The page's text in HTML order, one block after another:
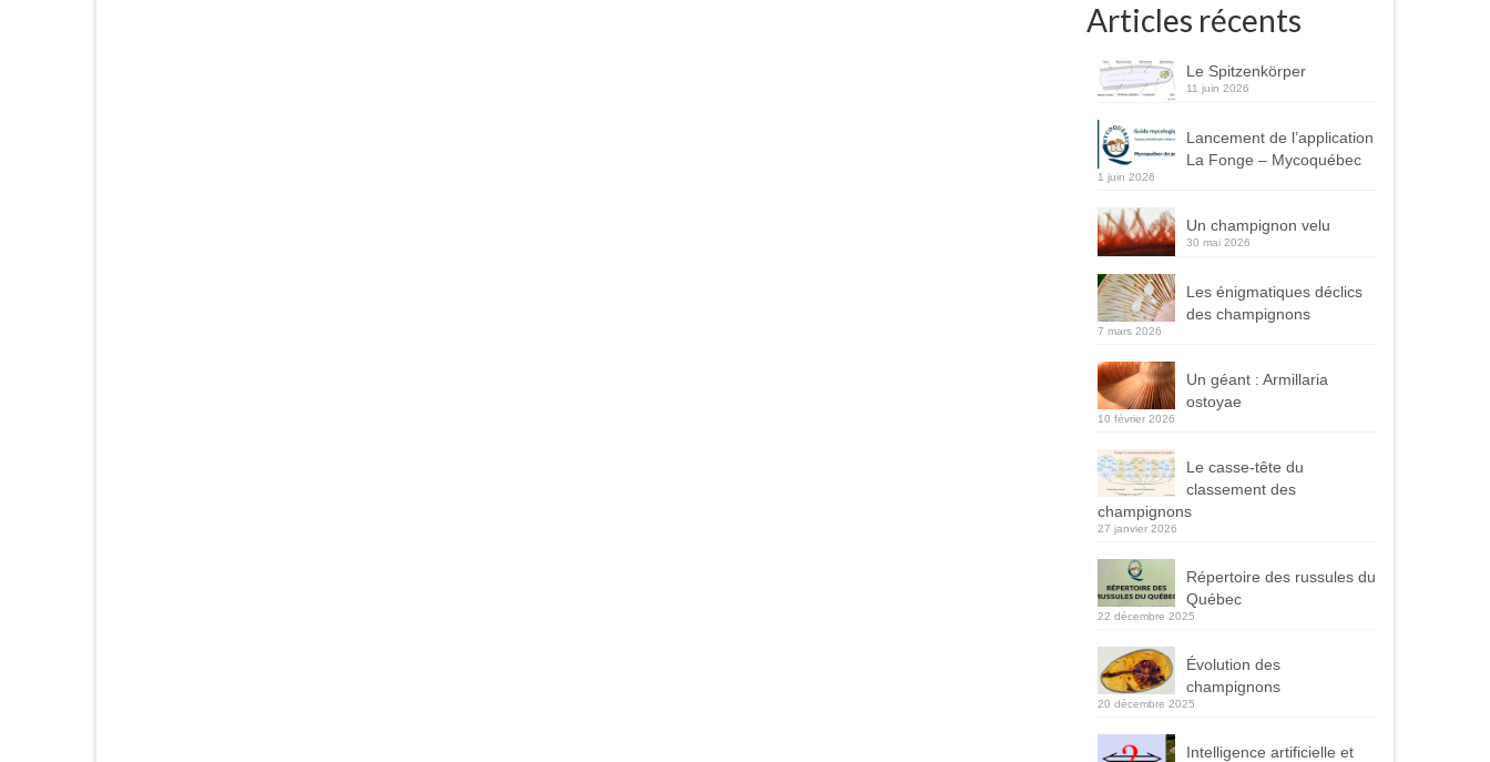
Articles récents
Le Spitzenkörper
11 juin 2026
Lancement de l’application
La Fonge – Mycoquébec
1 juin 2026
Un champignon velu
30 mai 2026
Les énigmatiques déclics
des champignons
7 mars 2026
Un géant : Armillaria
ostoyae
10 février 2026
Le casse-tête du
classement des
champignons
27 janvier 2026
Répertoire des russules du
Québec
22 décembre 2025
Évolution des
champignons
20 décembre 2025
Intelligence artificielle et